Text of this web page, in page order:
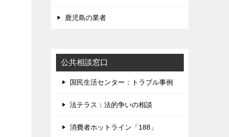
鹿児島の業者
公共相談窓口
国民生活センター：トラブル事例
法テラス：法的争いの相談
消費者ホットライン「188」